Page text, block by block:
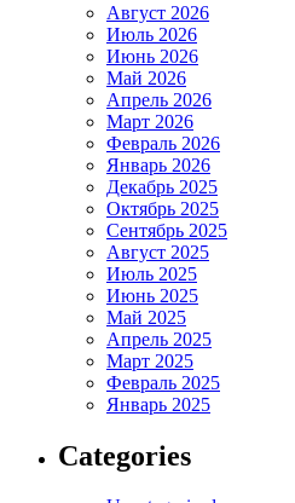
Август 2026
Июль 2026
Июнь 2026
Май 2026
Апрель 2026
Март 2026
Февраль 2026
Январь 2026
Декабрь 2025
Октябрь 2025
Сентябрь 2025
Август 2025
Июль 2025
Июнь 2025
Май 2025
Апрель 2025
Март 2025
Февраль 2025
Январь 2025
Categories